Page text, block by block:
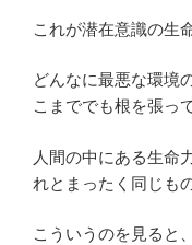
これが潜在意識の生
どんなに最悪な環境
こまででも根を張っ
人間の中にある生命
れとまったく同じも
こういうのを見ると